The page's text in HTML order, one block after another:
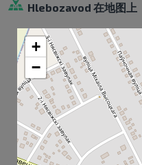
Hlebozavod 在地图上
+
−